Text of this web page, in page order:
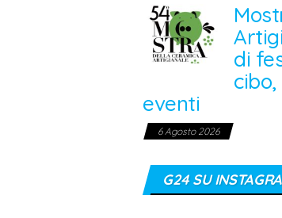
di
eventi
6 Agosto 2026
G24 SU